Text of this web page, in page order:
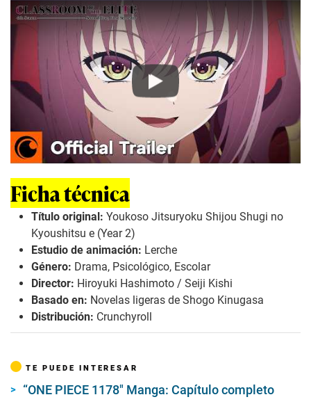
Play
Ficha técnica
Título original: Youkoso Jitsuryoku Shijou Shugi no
Kyoushitsu e (Year 2)
Estudio de animación: Lerche
Género: Drama, Psicológico, Escolar
Director: Hiroyuki Hashimoto / Seiji Kishi
Basado en: Novelas ligeras de Shogo Kinugasa
Distribución: Crunchyroll
TE PUEDE INTERESAR
“ONE PIECE 1178″ Manga: Capítulo completo